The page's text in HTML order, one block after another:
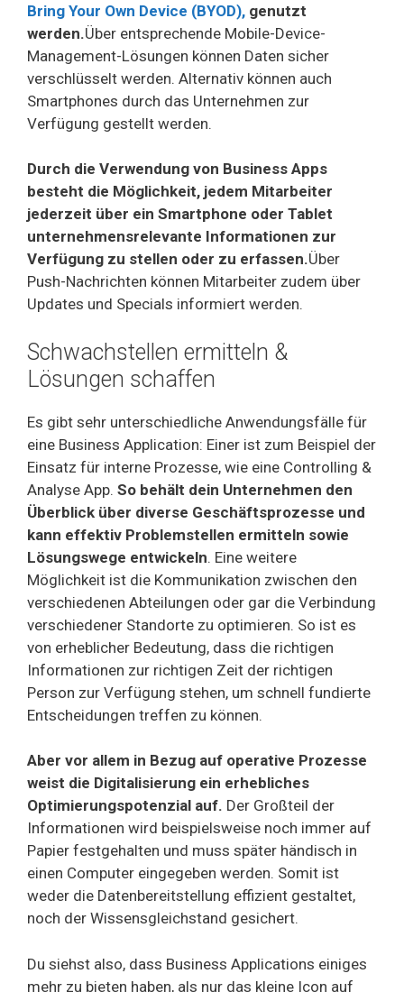
Bring Your Own Device (BYOD), genutzt
werden.Über entsprechende Mobile-Device-
Management-Lösungen können Daten sicher
verschlüsselt werden. Alternativ können auch
Smartphones durch das Unternehmen zur
Verfügung gestellt werden.
Durch die Verwendung von Business Apps
besteht die Möglichkeit, jedem Mitarbeiter
jederzeit über ein Smartphone oder Tablet
unternehmensrelevante Informationen zur
Verfügung zu stellen oder zu erfassen.Über
Push-Nachrichten können Mitarbeiter zudem über
Updates und Specials informiert werden.
Schwachstellen ermitteln &
Lösungen schaffen
Es gibt sehr unterschiedliche Anwendungsfälle für
eine Business Application: Einer ist zum Beispiel der
Einsatz für interne Prozesse, wie eine Controlling &
Analyse App. So behält dein Unternehmen den
Überblick über diverse Geschäftsprozesse und
kann effektiv Problemstellen ermitteln sowie
Lösungswege entwickeln. Eine weitere
Möglichkeit ist die Kommunikation zwischen den
verschiedenen Abteilungen oder gar die Verbindung
verschiedener Standorte zu optimieren. So ist es
von erheblicher Bedeutung, dass die richtigen
Informationen zur richtigen Zeit der richtigen
Person zur Verfügung stehen, um schnell fundierte
Entscheidungen treffen zu können.
Aber vor allem in Bezug auf operative Prozesse
weist die Digitalisierung ein erhebliches
Optimierungspotenzial auf. Der Großteil der
Informationen wird beispielsweise noch immer auf
Papier festgehalten und muss später händisch in
einen Computer eingegeben werden. Somit ist
weder die Datenbereitstellung effizient gestaltet,
noch der Wissensgleichstand gesichert.
Du siehst also, dass Business Applications einiges
mehr zu bieten haben, als nur das kleine Icon auf